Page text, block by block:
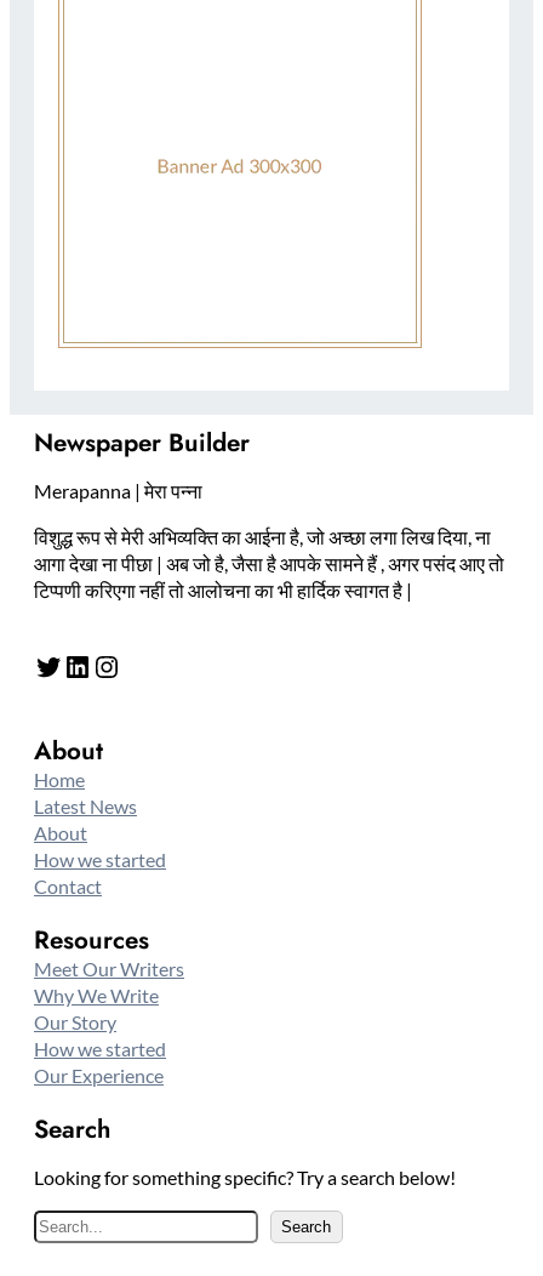
Newspaper Builder
Merapanna | मेरा पन्ना
विशुद्ध रूप से मेरी अभिव्यक्ति का आईना है, जो अच्छा लगा लिख दिया, ना
आगा देखा ना पीछा | अब जो है, जैसा है आपके सामने हैं , अगर पसंद आए तो
टिप्पणी करिएगा नहीं तो आलोचना का भी हार्दिक स्वागत है |
Twitter LinkedIn Instagram
About
Home
Latest News
About
How we started
Contact
Resources
Meet Our Writers
Why We Write
Our Story
How we started
Our Experience
Search
Looking for something specific? Try a search below!
S
e
Search